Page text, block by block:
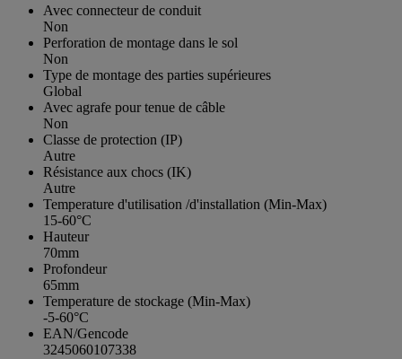
Avec connecteur de conduit
Non
Perforation de montage dans le sol
Non
Type de montage des parties supérieures
Global
Avec agrafe pour tenue de câble
Non
Classe de protection (IP)
Autre
Résistance aux chocs (IK)
Autre
Temperature d'utilisation /d'installation (Min-Max)
15-60°C
Hauteur
70mm
Profondeur
65mm
Temperature de stockage (Min-Max)
-5-60°C
EAN/Gencode
3245060107338